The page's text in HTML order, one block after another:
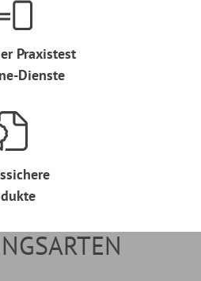
Praxistest
Dienste